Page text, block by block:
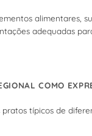
alimentares,
adequadas
COMO
típicos de